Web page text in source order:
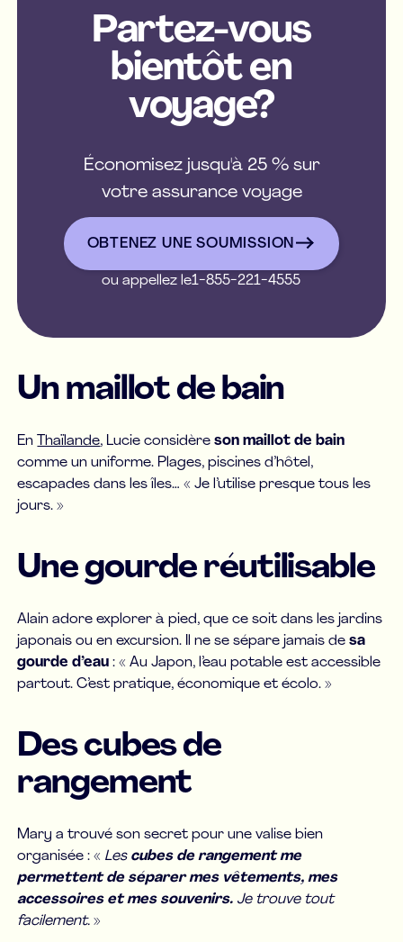
Partez-vous
bientôt en
voyage?
Économisez jusqu'à 25 % sur
votre assurance voyage
OBTENEZ UNE
OBTENEZ UNE SOUMISSION
ou appellez le1-855-221-4555
Un maillot de bain
En Thaïlande, Lucie considèreson maillot de bain
comme un uniforme. Plages, piscines d’hôtel,
escapades dans les îles… « Je l’utilise presque tous les
jours. »
Une gourde réutilisable
Alain adore explorer à pied, que ce soit dans les jardins
japonais ou en excursion. Il ne se sépare jamais desa
gourde d’eau : « Au Japon, l’eau potable est accessible
partout. C’est pratique, économique et écolo. »
Des cubes de
rangement
Mary a trouvé son secret pour une valise bien
organisée : « Les cubes de rangement me
permettent de séparer mes vêtements, mes
accessoires et mes souvenirs. Je trouve tout
facilement.»